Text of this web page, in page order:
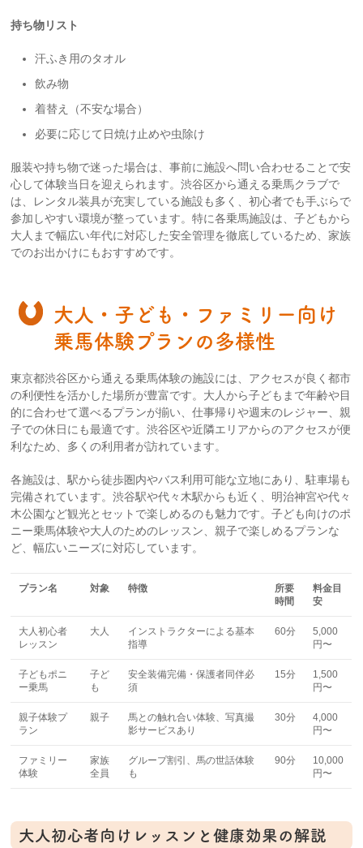
持ち物リスト
汗ふき用のタオル
飲み物
着替え（不安な場合）
必要に応じて日焼け止めや虫除け
服装や持ち物で迷った場合は、事前に施設へ問い合わせることで安
心して体験当日を迎えられます。渋谷区から通える乗馬クラブで
は、レンタル装具が充実している施設も多く、初心者でも手ぶらで
参加しやすい環境が整っています。特に各乗馬施設は、子どもから
大人まで幅広い年代に対応した安全管理を徹底しているため、家族
でのお出かけにもおすすめです。
大人・子ども・ファミリー向け
乗馬体験プランの多様性
東京都渋谷区から通える乗馬体験の施設には、アクセスが良く都市
の利便性を活かした場所が豊富です。大人から子どもまで年齢や目
的に合わせて選べるプランが揃い、仕事帰りや週末のレジャー、親
子での休日にも最適です。渋谷区や近隣エリアからのアクセスが便
利なため、多くの利用者が訪れています。
各施設は、駅から徒歩圏内やバス利用可能な立地にあり、駐車場も
完備されています。渋谷駅や代々木駅からも近く、明治神宮や代々
木公園など観光とセットで楽しめるのも魅力です。子ども向けのポ
ニー乗馬体験や大人のためのレッスン、親子で楽しめるプランな
ど、幅広いニーズに対応しています。
プラン名 対象 特徴
所要
時間
料金目
安
大人初心者
レッスン
大人
インストラクターによる基本
指導
60分
5,000
円〜
子どもポニ
ー乗馬
子ど
も
安全装備完備・保護者同伴必
須
15分
1,500
円〜
親子体験プ
ラン
親子
馬との触れ合い体験、写真撮
影サービスあり
30分
4,000
円〜
ファミリー
体験
家族
全員
グループ割引、馬の世話体験
も
90分
10,000
円〜
大人初心者向けレッスンと健康効果の解説